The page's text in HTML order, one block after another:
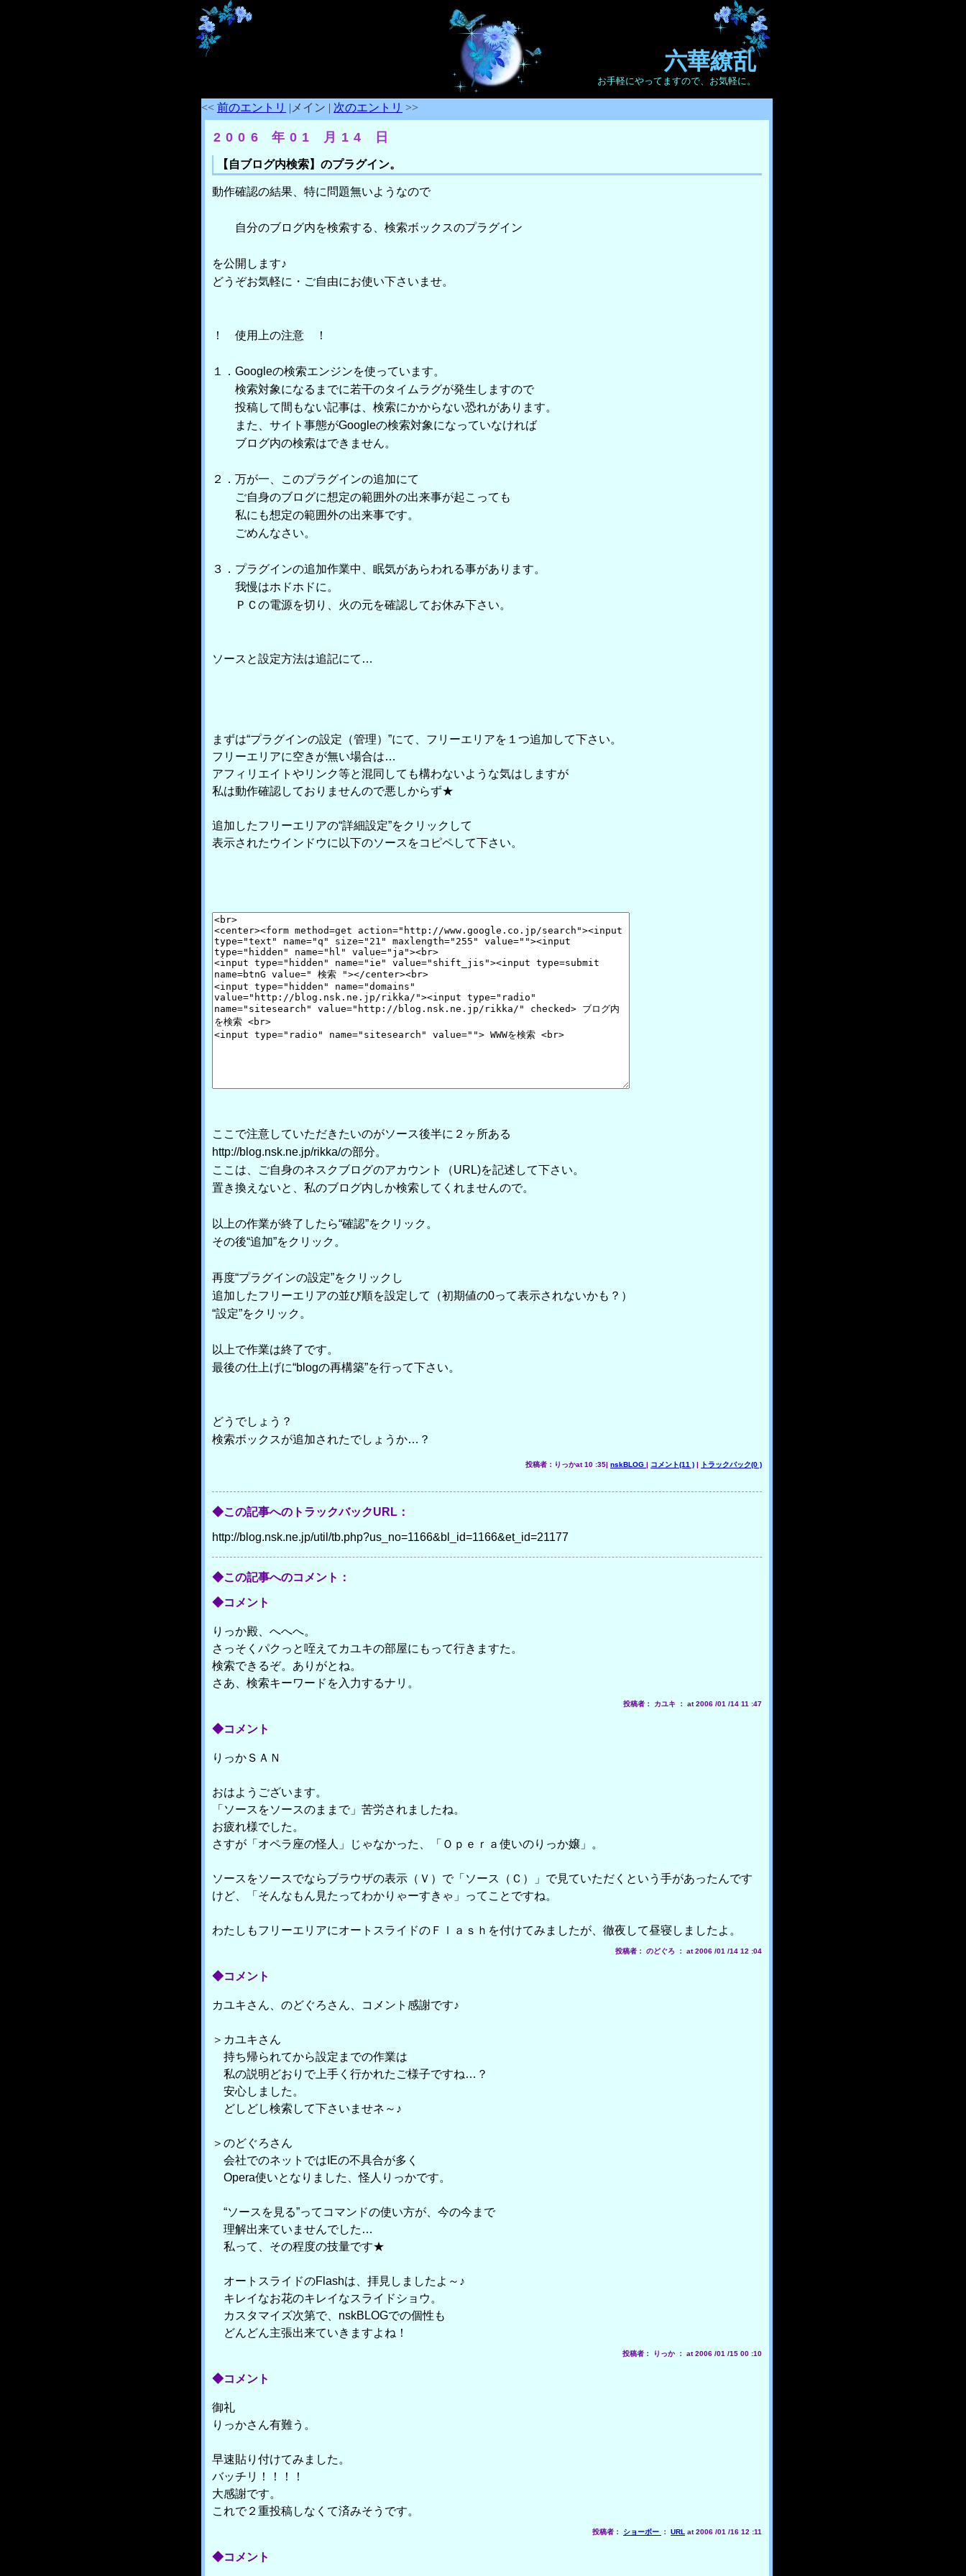
六華繚乱
お手軽にやってますので、お気軽に。
<< 前のエントリ |メイン | 次のエントリ >>
2006 年01 月14 日
【自ブログ内検索】のプラグイン。
動作確認の結果、特に問題無いようなので
自分のブログ内を検索する、検索ボックスのプラグイン
を公開します♪
どうぞお気軽に・ご自由にお使い下さいませ。
！ 使用上の注意 ！
１．Googleの検索エンジンを使っています。
検索対象になるまでに若干のタイムラグが発生しますので
投稿して間もない記事は、検索にかからない恐れがあります。
また、サイト事態がGoogleの検索対象になっていなければ
ブログ内の検索はできません。
２．万が一、このプラグインの追加にて
ご自身のブログに想定の範囲外の出来事が起こっても
私にも想定の範囲外の出来事です。
ごめんなさい。
３．プラグインの追加作業中、眠気があらわれる事があります。
我慢はホドホドに。
ＰＣの電源を切り、火の元を確認してお休み下さい。
ソースと設定方法は追記にて…
まずは“プラグインの設定（管理）”にて、フリーエリアを１つ追加して下さい。
フリーエリアに空きが無い場合は…
アフィリエイトやリンク等と混同しても構わないような気はしますが
私は動作確認しておりませんので悪しからず★
追加したフリーエリアの“詳細設定”をクリックして
表示されたウインドウに以下のソースをコピペして下さい。
ここで注意していただきたいのがソース後半に２ヶ所ある
http://blog.nsk.ne.jp/rikka/の部分。
ここは、ご自身のネスクブログのアカウント（URL)を記述して下さい。
置き換えないと、私のブログ内しか検索してくれませんので。
以上の作業が終了したら“確認”をクリック。
その後“追加”をクリック。
再度“プラグインの設定”をクリックし
追加したフリーエリアの並び順を設定して（初期値の0って表示されないかも？）
“設定”をクリック。
以上で作業は終了です。
最後の仕上げに“blogの再構築”を行って下さい。
どうでしょう？
検索ボックスが追加されたでしょうか…？
投稿者：りっかat 10 :35| nskBLOG | コメント(11 ) | トラックバック(0 )
◆この記事へのトラックバックURL：
http://blog.nsk.ne.jp/util/tb.php?us_no=1166&bl_id=1166&et_id=21177
◆この記事へのコメント：
◆コメント
りっか殿、へへへ。
さっそくパクっと咥えてカユキの部屋にもって行きますた。
検索できるぞ。ありがとね。
さあ、検索キーワードを入力するナリ。
投稿者： カユキ ： at 2006 /01 /14 11 :47
◆コメント
りっかＳＡＮ
おはようございます。
「ソースをソースのままで」苦労されましたね。
お疲れ様でした。
さすが「オペラ座の怪人」じゃなかった、「Ｏｐｅｒａ使いのりっか嬢」。
ソースをソースでならブラウザの表示（Ｖ）で「ソース（Ｃ）」で見ていただくという手があったんです
けど、「そんなもん見たってわかりゃーすきゃ」ってことですね。
わたしもフリーエリアにオートスライドのＦｌａｓｈを付けてみましたが、徹夜して昼寝しましたよ。
投稿者： のどぐろ ： at 2006 /01 /14 12 :04
◆コメント
カユキさん、のどぐろさん、コメント感謝です♪
＞カユキさん
持ち帰られてから設定までの作業は
私の説明どおりで上手く行かれたご様子ですね…？
安心しました。
どしどし検索して下さいませネ～♪
＞のどぐろさん
会社でのネットではIEの不具合が多く
Opera使いとなりました、怪人りっかです。
“ソースを見る”ってコマンドの使い方が、今の今まで
理解出来ていませんでした…
私って、その程度の技量です★
オートスライドのFlashは、拝見しましたよ～♪
キレイなお花のキレイなスライドショウ。
カスタマイズ次第で、nskBLOGでの個性も
どんどん主張出来ていきますよね！
投稿者： りっか ： at 2006 /01 /15 00 :10
◆コメント
御礼
りっかさん有難う。
早速貼り付けてみました。
バッチリ！！！！
大感謝です。
これで２重投稿しなくて済みそうです。
投稿者： ショーボー ： URL at 2006 /01 /16 12 :11
◆コメント